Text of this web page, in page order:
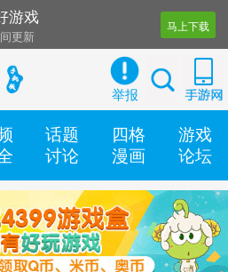
游戏
更新
具
马上下载
举报
话题
讨论
四格
漫画
游戏
论坛